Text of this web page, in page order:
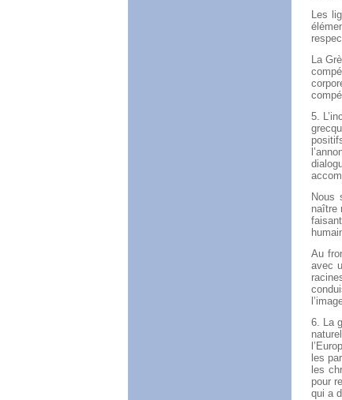
Les
La
5.
Nous
naître
Au
avec
6. La
les
les
pour
qui a